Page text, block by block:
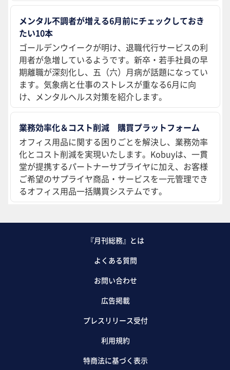
メンタル不調者が増える6月前にチェックしておき
たい10本
ゴールデンウイークが明け、退職代行サービスの利
用者が急増しているようです。新卒・若手社員の早
期離職が深刻化し、五（六）月病が話題になってい
ます。気象病と仕事のストレスが重なる6月に向
け、メンタルヘルス対策を紹介します。
業務効率化＆コスト削減 購買プラットフォーム
オフィス用品に関する困りごとを解決し、業務効率
化とコスト削減を実現いたします。Kobuyは、一貫
堂が提携するパートナーサプライヤに加え、お客様
ご希望のサプライヤ商品・サービスを一元管理でき
るオフィス用品一括購買システムです。
『月刊総務』とは
よくある質問
お問い合わせ
広告掲載
プレスリリース受付
利用規約
特商法に基づく表示